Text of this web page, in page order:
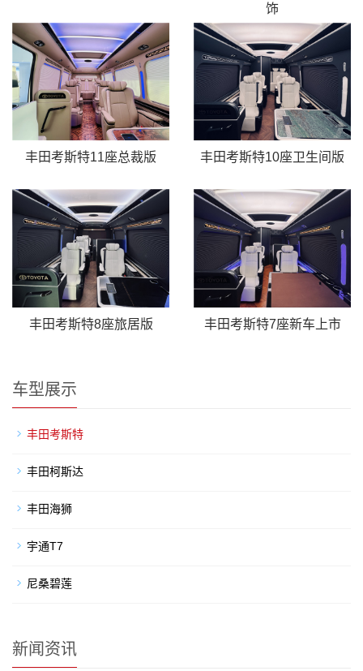
饰
丰田考斯特11座总裁版 丰田考斯特10座卫生间版
丰田考斯特8座旅居版 丰田考斯特7座新车上市
车型展示
丰田考斯特
丰田柯斯达
丰田海狮
宇通T7
尼桑碧莲
新闻资讯